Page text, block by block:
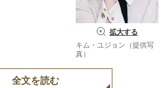
拡大する
キム・ユジョン（提供写
真）
全文を読む